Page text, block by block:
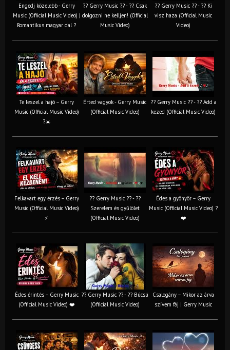
Engedj közelebb - Gerry
Music (Official Music Video) |
Romantikus magyar dal ?
?? Gerry Music ?? - ?? Csak
dolgozni ne kelljen! (Official
Music Video)
?? Gerry Music ?? - ?? Ki
visz haza (Official Music
Video)
Te leszel a hajó – Gerry
Music (Official Music Video)
?☀️
Érted vagyok - Gerry Music
(Official Music Video)
?? Gerry Music ?? - ?? Add a
kezed (Official Music Video)
Felkavart egy érzés – Gerry
Music (Official Music Video)
⚡
?? Gerry Music ?? - ??
Szerelem és gyűlölet
(Official Music Video)
Édes a gyönyör – Gerry
Music (Official Music Video) ?
❤️
Édes érintés – Gerry Music
(Official Music Video) ❤️
?? Gerry Music ?? - ?? Búcsú
(Official Music Video)
Csalogány – Mikor az árva
szívem fáj | Gerry Music